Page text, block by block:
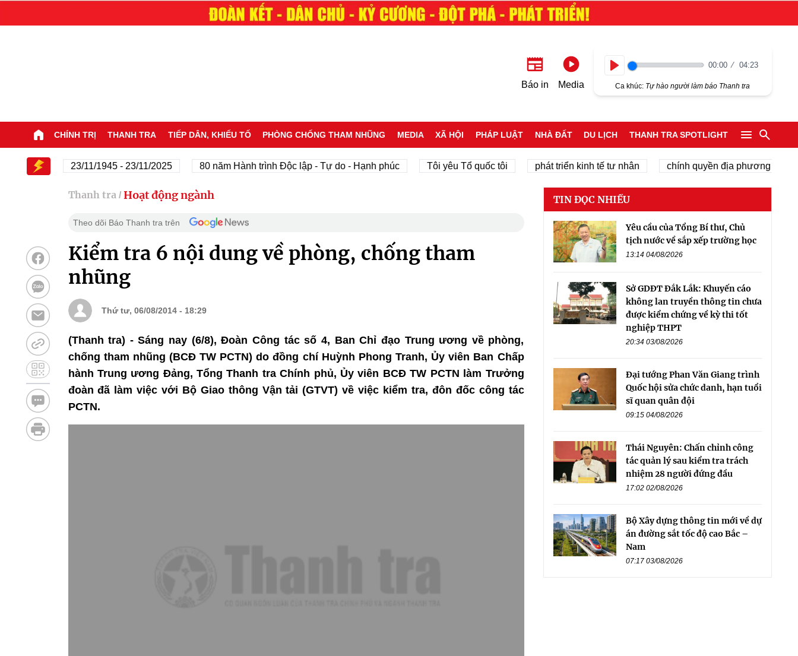
Báo in Media
00:00 04:23
Ca khúc: Tự hào người làm báo Thanh tra
CHÍNH TRỊ THANH TRA TIẾP DÂN, KHIẾU TỐ PHÒNG CHỐNG THAM NHŨNG MEDIA XÃ HỘI PHÁP LUẬT NHÀ ĐẤT DU LỊCH THANH TRA SPOTLIGHT
23/11/1945 - 23/11/2025 80 năm Hành trình Độc lập - Tự do - Hạnh phúc Tôi yêu Tổ quốc tôi phát triển kinh tế tư nhân chính quyền địa phương 2 cấp
Thanh tra / Hoạt động ngành
Theo dõi Báo Thanh tra trên
Kiểm tra 6 nội dung về phòng, chống tham
nhũng
Thứ tư, 06/08/2014 - 18:29
(Thanh tra) - Sáng nay (6/8), Đoàn Công tác số 4, Ban Chỉ đạo Trung ương về phòng,
chống tham nhũng (BCĐ TW PCTN) do đồng chí Huỳnh Phong Tranh, Ủy viên Ban Chấp
hành Trung ương Đảng, Tổng Thanh tra Chính phủ, Ủy viên BCĐ TW PCTN làm Trưởng
đoàn đã làm việc với Bộ Giao thông Vận tải (GTVT) về việc kiểm tra, đôn đốc công tác
PCTN.
TIN ĐỌC NHIỀU
Yêu cầu của Tổng Bí thư, Chủ
tịch nước về sắp xếp trường học
13:14 04/08/2026
Sở GDĐT Đắk Lắk: Khuyến cáo
không lan truyền thông tin chưa
được kiểm chứng về kỳ thi tốt
nghiệp THPT
20:34 03/08/2026
Đại tướng Phan Văn Giang trình
Quốc hội sửa chức danh, hạn tuổi
sĩ quan quân đội
09:15 04/08/2026
Thái Nguyên: Chấn chỉnh công
tác quản lý sau kiểm tra trách
nhiệm 28 người đứng đầu
17:02 02/08/2026
Bộ Xây dựng thông tin mới về dự
án đường sắt tốc độ cao Bắc –
Nam
07:17 03/08/2026